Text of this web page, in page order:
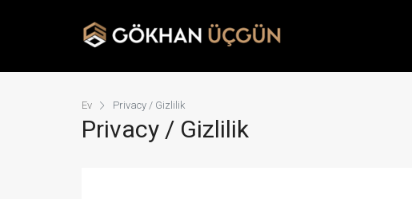
Ev Privacy / Gizlilik
Privacy / Gizlilik